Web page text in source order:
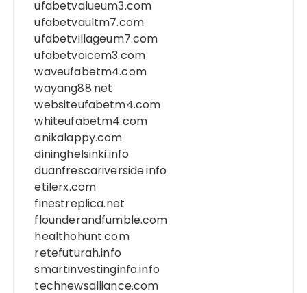
ufabetvalueum3.com
ufabetvaultm7.com
ufabetvillageum7.com
ufabetvoicem3.com
waveufabetm4.com
wayang88.net
websiteufabetm4.com
whiteufabetm4.com
anikalappy.com
dininghelsinki.info
duanfrescariverside.info
etilerx.com
finestreplica.net
flounderandfumble.com
healthohunt.com
retefuturah.info
smartinvestinginfo.info
technewsalliance.com